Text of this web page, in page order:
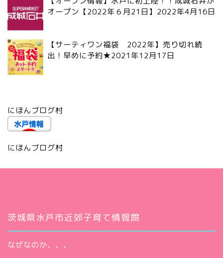
オープン【2022年６月21日】 2022年4月16日
【サーティワン福袋 2022年】売り切れ続
出！早めに予約★2021年12月17日
にほんブログ村
にほんブログ村
茨城県水戸市近郊子育て情報館
なぜなのか、、、